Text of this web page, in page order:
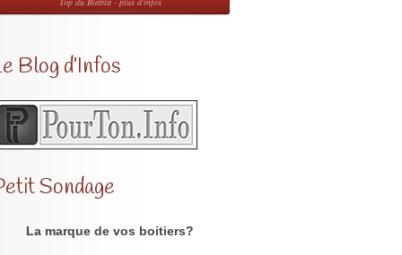
Blog d’Infos
Sondage
La marque de vos boitiers?